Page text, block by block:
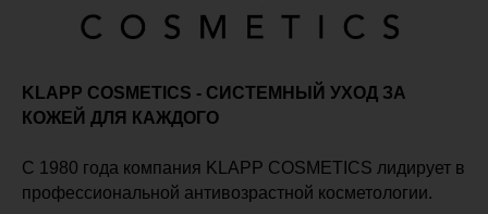
KLAPP COSMETICS - СИСТЕМНЫЙ УХОД ЗА
КОЖЕЙ ДЛЯ КАЖДОГО
С 1980 года компания KLAPP COSMETICS лидирует в
профессиональной антивозрастной косметологии.